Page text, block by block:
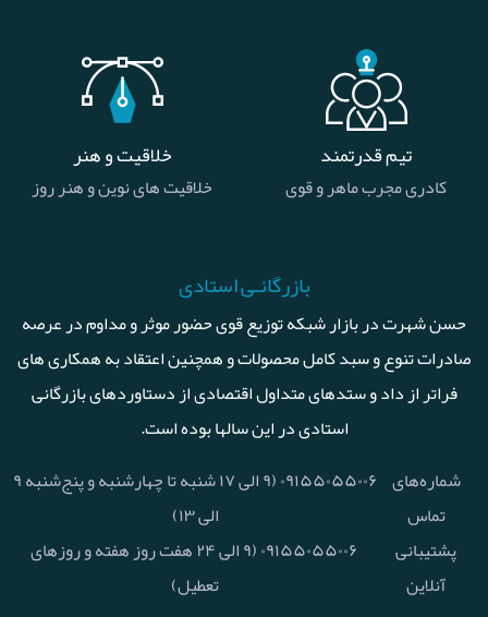
تیم قدرتمند
کادری مجرب ماهر و قوی
خلاقیت و هنر
خلاقیت های نوین و هنر روز
بازرگانـی استادی
حسن شهرت در بازار شبکه توزیع قوی حضور موثر و مداوم در عرصه
صادرات تنوع و سبد کامل محصولات و همچنین اعتقاد به همکاری های
فراتر از داد و ستدهای متداول اقتصادی از دستاوردهای بازرگانی
استادی در این سالها بوده است.
شماره‌های
تماس
۰۹۱۵۵۰۵۵۰۰۶ (۹ الی ۱۷ شنبه تا چهارشنبه و پنج‌شنبه ۹
الی ۱۳)
پشتیبانی
آنلاین
۰۹۱۵۵۰۵۵۰۰۶ (۹ الی ۲۴ هفت روز هفته و روزهای
تعطیل)